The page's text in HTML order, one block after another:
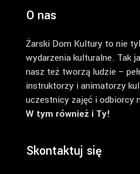
O nas
Żarski Dom Kultury to nie
wydarzenia kulturalne. Tak
nasz też tworzą ludzie –
instruktorzy i animatorzy
uczestnicy zajęć i odbiorcy
W tym również i Ty!
Skontaktuj się